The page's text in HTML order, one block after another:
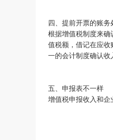
四、提前开票的账务
根据增值税制度来
值税额，借记在应
一的会计制度确认收
五、申报表不一样
增值税申报收入和企